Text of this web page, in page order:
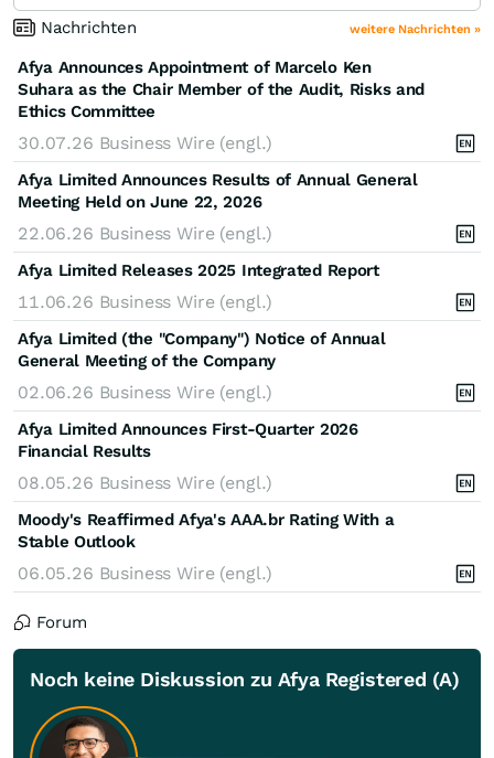
Nachrichten weitere Nachrichten »
Afya Announces Appointment of Marcelo Ken
Suhara as the Chair Member of the Audit, Risks and
Ethics Committee
30.07.26 Business Wire (engl.)
Afya Limited Announces Results of Annual General
Meeting Held on June 22, 2026
22.06.26 Business Wire (engl.)
Afya Limited Releases 2025 Integrated Report
11.06.26 Business Wire (engl.)
Afya Limited (the "Company") Notice of Annual
General Meeting of the Company
02.06.26 Business Wire (engl.)
Afya Limited Announces First-Quarter 2026
Financial Results
08.05.26 Business Wire (engl.)
Moody's Reaffirmed Afya's AAA.br Rating With a
Stable Outlook
06.05.26 Business Wire (engl.)
Forum
Noch keine Diskussion zu Afya Registered (A)